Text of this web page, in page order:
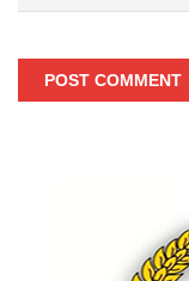
POST COMMENT